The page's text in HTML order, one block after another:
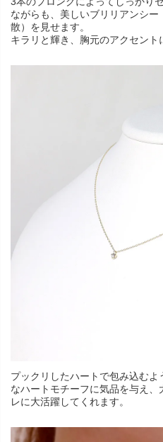
ながらも、美しいブリリアンシ
散）を見せます。
キラリと輝き、胸元のアクセント
プックリしたハートで包み込む
なハートモチーフに気品を与え
レに大活躍してくれます。